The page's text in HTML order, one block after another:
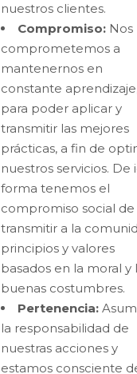
nuestros clientes.
Compromiso: Nos
comprometemos a
mantenernos en
constante
para poder aplicar y
transmitir las mejores
prácticas, a fin de
nuestros servicios. De
forma tenemos el
compromiso social de
transmitir a la
principios y valores
basados en la moral y
buenas costumbres.
Pertenencia:
la responsabilidad de
nuestras acciones y
estamos consciente